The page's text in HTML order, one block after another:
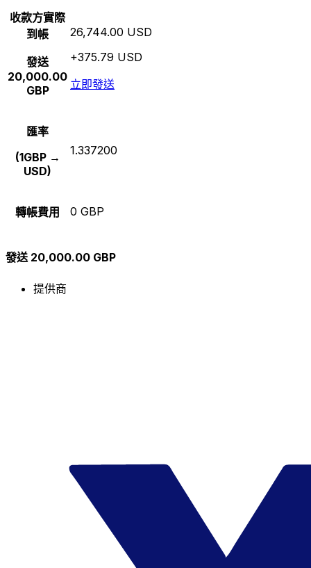
收款方實際
到帳
發送
20,000.00
GBP
26,744.00 USD
+375.79 USD
立即發送
匯率
(1GBP →
USD)
1.337200
轉帳費用 0 GBP
發送 20,000.00 GBP
提供商